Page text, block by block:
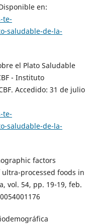
en:
te-
saludable-de-la-
el Plato Saludable
- Instituto
Accedido: 31 de julio
te-
saludable-de-la-
factors
processed foods in
vol. 54, pp. 19-19, feb.